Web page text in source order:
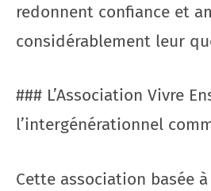
redonnent confiance et
considérablement leur
### L’Association Vivre
l’intergénérationnel
Cette association basée